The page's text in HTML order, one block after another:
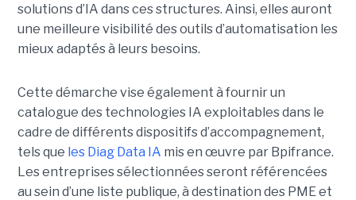
solutions d’IA dans ces structures. Ainsi, elles auront
une meilleure visibilité des outils d’automatisation les
mieux adaptés à leurs besoins.
Cette démarche vise également à fournir un
catalogue des technologies IA exploitables dans le
cadre de différents dispositifs d’accompagnement,
tels que les Diag Data IA mis en œuvre par Bpifrance.
Les entreprises sélectionnées seront référencées
au sein d’une liste publique, à destination des PME et